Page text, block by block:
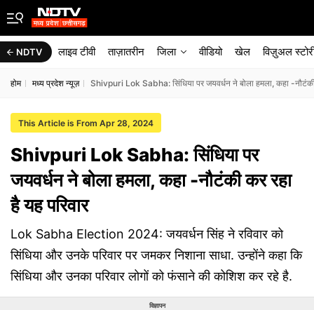
NDTV लाइव टीवी ताज़ातरीन जिला वीडियो खेल विज़ुअल
होम मध्य प्रदेश न्यूज़ Shivpuri Lok Sabha: सिंधिया पर जयवर्धन ने बोला हमला, कहा -नौटंकी
This Article is From Apr 28, 2024
Shivpuri Lok Sabha: सिंधिया पर
जयवर्धन ने बोला हमला, कहा -नौटंकी कर रहा
है यह परिवार
Lok Sabha Election 2024: जयवर्धन सिंह ने रविवार को
सिंधिया और उनके परिवार पर जमकर निशाना साधा. उन्होंने कहा कि
सिंधिया और उनका परिवार लोगों को फंसाने की कोशिश कर रहे है.
विज्ञापन